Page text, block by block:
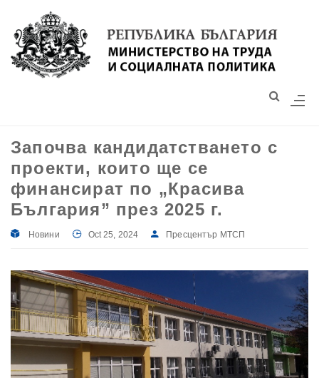
Моля,
обърнете
система
достъпност.
Започва кандидатстването с
проекти, които ще се
финансират по „Красива
България” през 2025 г.
Новини Oct 25, 2024 Пресцентър МТСП